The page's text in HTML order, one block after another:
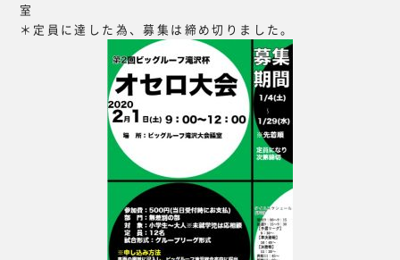
室
＊定員に達した為、募集は締め切りました。